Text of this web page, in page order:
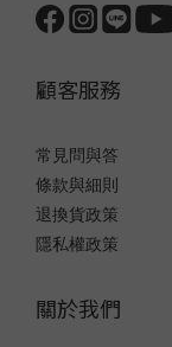
顧客服務
常見問與答
條款與細則
退換貨政策
隱私權政策
關於我們